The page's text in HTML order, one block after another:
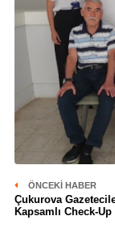
ÖNCEKI HABER
Çukurova
Kapsamlı Check-Up